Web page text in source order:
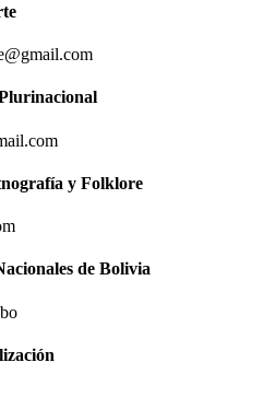
y Folklore
de Bolivia